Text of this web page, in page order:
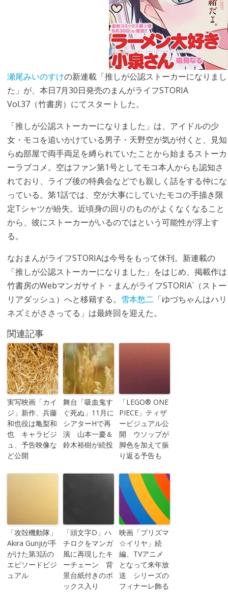
瀬尾みいのすけの新連載「推しが公認ストーカーになりまし
た」が、本日7月30日発売のまんがライフSTORIA
Vol.37（竹書房）にてスタートした。
「推しが公認ストーカーになりました」は、アイドルの少
女・モコを追いかけている男子・天野空が気が付くと、見知
らぬ部屋で両手両足を縛られていたことから始まるストーカ
ーラブコメ。空はファン第1号としてモコ本人からも認知さ
れており、ライブ後の特典会などでも親しく話をする仲にな
っている。第1話では、空が大事にしていたモコの手描き限
定Tシャツが紛失。近頃身の回りのものがよくなくなること
から、彼にストーカーがいるのではという可能性が浮上す
る。
なおまんがライフSTORIAは今号をもって休刊。新連載の
「推しが公認ストーカーになりました」をはじめ、掲載作は
竹書房のWebマンガサイト・まんがライフSTORIA´（ストー
リアダッシュ）へと移籍する。 雪本愁二「ゆづちゃんはハリ
ネズミがささってる」は最終回を迎えた。
関連記事
実写映画「カイ
ジ」新作、兵藤
和也役は亀梨和
也 キャラビジ
ュ、予告映像な
ど公開
舞台「吸血鬼す
ぐ死ぬ」11月に
シアターHで再
演 山本一慶＆
鈴木裕樹が続投
「LEGO® ONE
PIECE」ティザ
ービジュアル公
開 ウソップが
脚色を加えて振
り返る予告も
「攻殻機動隊」
Akira Gunjiが手
がけた第3話の
エピソードビジ
ュアル
「頭文字D」ハ
チロクをマンガ
風に再現したキ
ーチェーン 背
景台紙付きのボ
ックス入り
映画「プリズマ
☆イリヤ」続
編、TVアニメ
となって来年放
送 シリーズの
フィナーレ飾る